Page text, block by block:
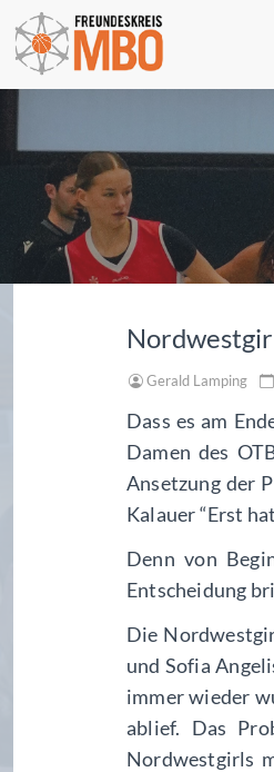
Gerald Lamping
Dass es am
Damen des
Ansetzung der
Kalauer “Erst
Denn von
Entscheidung
Die
und Sofia
immer wieder
ablief. Das
Nordwestgirls